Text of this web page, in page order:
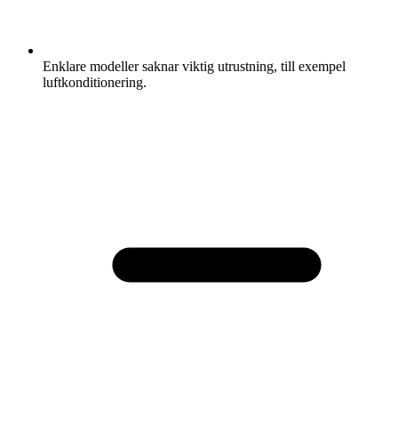
Enklare modeller saknar viktig utrustning, till exempel
luftkonditionering.